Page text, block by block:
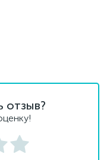
отзыв?